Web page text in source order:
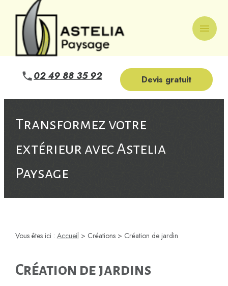
menu
02 49 88 35 92 Devis gratuit
Transformez votre
extérieur avec Astelia
Paysage
Vous êtes ici : Accueil > Créations> Création de jardin
Création de jardins
Panneau de gestion des cookies